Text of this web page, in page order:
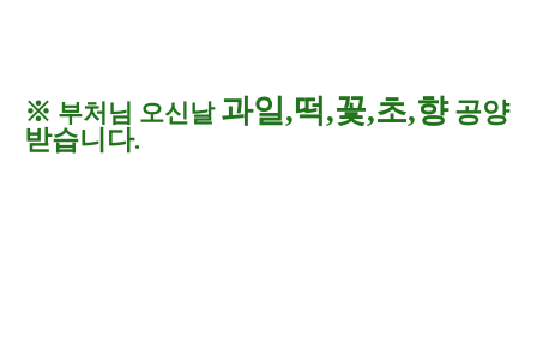
※ 부처님 오신날 과일,떡,꽃,초,향 공양
받습니다.